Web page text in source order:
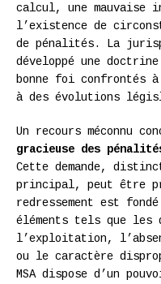
calcul, une mauvaise
l’existence de
de pénalités. La
développé une
bonne foi confrontés
à des évolutions
Un recours méconnu
gracieuse des
Cette demande,
principal, peut être
redressement est
éléments tels que les
l’exploitation,
ou le caractère
MSA dispose d’un